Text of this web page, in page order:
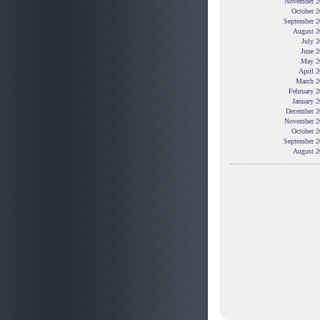
October
September
August
July
June
May
April
March
February
January
December
November
October
September
August